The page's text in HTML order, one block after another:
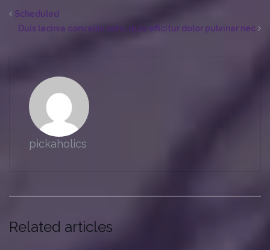
Scheduled
Duis lacinia convallis odio, quis efficitur dolor pulvinar nec
pickaholics
Related articles